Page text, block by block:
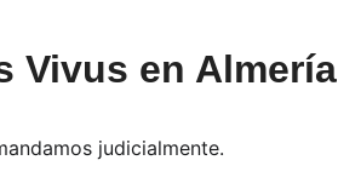
Vivus en Almería
judicialmente.